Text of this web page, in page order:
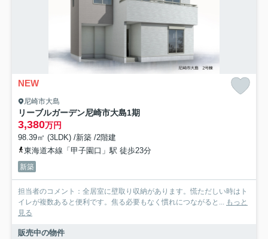
NEW
尼崎市大島
リーブルガーデン尼崎市大島1期
3,380万円
98.39㎡ (3LDK) /新築 /2階建
東海道本線「甲子園口」駅 徒歩23分
新築
担当者のコメント：全居室に壁取り収納があります。慌ただしい時はト
イレが複数あると便利です。焦る必要もなく慣れにつながると... もっと
見る
販売中の物件